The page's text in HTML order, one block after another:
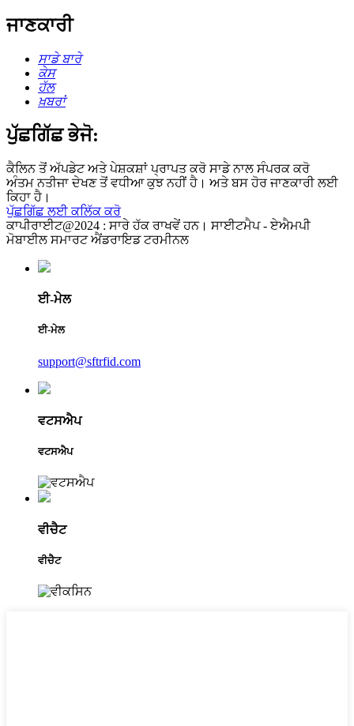
ਜਾਣਕਾਰੀ
ਸਾਡੇ ਬਾਰੇ
ਕੇਸ
ਹੱਲ
ਖ਼ਬਰਾਂ
ਪੁੱਛਗਿੱਛ ਭੇਜੋ:
ਕੈਲਿਨ ਤੋਂ ਅੱਪਡੇਟ ਅਤੇ ਪੇਸ਼ਕਸ਼ਾਂ ਪ੍ਰਾਪਤ ਕਰੋ ਸਾਡੇ ਨਾਲ ਸੰਪਰਕ ਕਰੋ
ਅੰਤਮ ਨਤੀਜਾ ਦੇਖਣ ਤੋਂ ਵਧੀਆ ਕੁਝ ਨਹੀਂ ਹੈ। ਅਤੇ ਬਸ ਹੋਰ ਜਾਣਕਾਰੀ ਲਈ
ਕਿਹਾ ਹੈ।
ਪੁੱਛਗਿੱਛ ਲਈ ਕਲਿੱਕ ਕਰੋ
ਕਾਪੀਰਾਈਟ@2024 : ਸਾਰੇ ਹੱਕ ਰਾਖਵੇਂ ਹਨ। ਸਾਈਟਮੈਪ - ਏਐਮਪੀ
ਮੋਬਾਈਲ ਸਮਾਰਟ ਐਂਡਰਾਇਡ ਟਰਮੀਨਲ
ਈ-ਮੇਲ
ਈ-ਮੇਲ
support@sftrfid.com
ਵਟਸਐਪ
ਵਟਸਐਪ
ਵੀਚੈਟ
ਵੀਚੈਟ